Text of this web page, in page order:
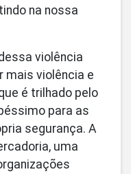
na nossa
violência
mais violência e
é trilhado pelo
para as
segurança. A
uma